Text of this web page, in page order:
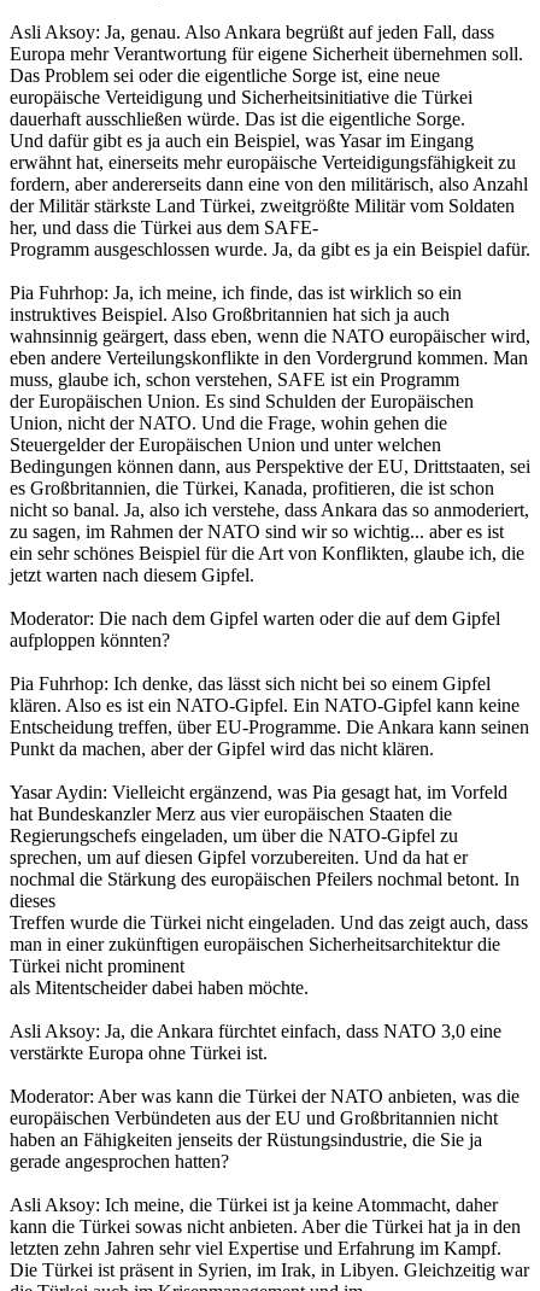
Asli Aksoy: Ja, genau. Also Ankara begrüßt auf jeden Fall, dass
Europa mehr Verantwortung für eigene Sicherheit übernehmen soll.
Das Problem sei oder die eigentliche Sorge ist, eine neue
europäische Verteidigung und Sicherheitsinitiative die Türkei
dauerhaft ausschließen würde. Das ist die eigentliche Sorge.
Und dafür gibt es ja auch ein Beispiel, was Yasar im Eingang
erwähnt hat, einerseits mehr europäische Verteidigungsfähigkeit zu
fordern, aber andererseits dann eine von den militärisch, also Anzahl
der Militär stärkste Land Türkei, zweitgrößte Militär vom Soldaten
her, und dass die Türkei aus dem SAFE-
Programm ausgeschlossen wurde. Ja, da gibt es ja ein Beispiel dafür.
Pia Fuhrhop: Ja, ich meine, ich finde, das ist wirklich so ein
instruktives Beispiel. Also Großbritannien hat sich ja auch
wahnsinnig geärgert, dass eben, wenn die NATO europäischer wird,
eben andere Verteilungskonflikte in den Vordergrund kommen. Man
muss, glaube ich, schon verstehen, SAFE ist ein Programm
der Europäischen Union. Es sind Schulden der Europäischen
Union, nicht der NATO. Und die Frage, wohin gehen die
Steuergelder der Europäischen Union und unter welchen
Bedingungen können dann, aus Perspektive der EU, Drittstaaten, sei
es Großbritannien, die Türkei, Kanada, profitieren, die ist schon
nicht so banal. Ja, also ich verstehe, dass Ankara das so anmoderiert,
zu sagen, im Rahmen der NATO sind wir so wichtig... aber es ist
ein sehr schönes Beispiel für die Art von Konflikten, glaube ich, die
jetzt warten nach diesem Gipfel.
Moderator: Die nach dem Gipfel warten oder die auf dem Gipfel
aufploppen könnten?
Pia Fuhrhop: Ich denke, das lässt sich nicht bei so einem Gipfel
klären. Also es ist ein NATO-Gipfel. Ein NATO-Gipfel kann keine
Entscheidung treffen, über EU-Programme. Die Ankara kann seinen
Punkt da machen, aber der Gipfel wird das nicht klären.
Yasar Aydin: Vielleicht ergänzend, was Pia gesagt hat, im Vorfeld
hat Bundeskanzler Merz aus vier europäischen Staaten die
Regierungschefs eingeladen, um über die NATO-Gipfel zu
sprechen, um auf diesen Gipfel vorzubereiten. Und da hat er
nochmal die Stärkung des europäischen Pfeilers nochmal betont. In
dieses
Treffen wurde die Türkei nicht eingeladen. Und das zeigt auch, dass
man in einer zukünftigen europäischen Sicherheitsarchitektur die
Türkei nicht prominent
als Mitentscheider dabei haben möchte.
Asli Aksoy: Ja, die Ankara fürchtet einfach, dass NATO 3,0 eine
verstärkte Europa ohne Türkei ist.
Moderator: Aber was kann die Türkei der NATO anbieten, was die
europäischen Verbündeten aus der EU und Großbritannien nicht
haben an Fähigkeiten jenseits der Rüstungsindustrie, die Sie ja
gerade angesprochen hatten?
Asli Aksoy: Ich meine, die Türkei ist ja keine Atommacht, daher
kann die Türkei sowas nicht anbieten. Aber die Türkei hat ja in den
letzten zehn Jahren sehr viel Expertise und Erfahrung im Kampf.
Die Türkei ist präsent in Syrien, im Irak, in Libyen. Gleichzeitig war